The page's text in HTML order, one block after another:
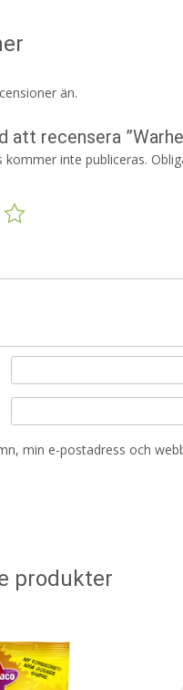
än.
att recensera
kommer inte publiceras.
min e-postadress och
produkter